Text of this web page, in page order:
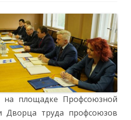
Единого
тарифного
закона
обсудили
стороны
площадке Профсоюзной
Дворца труда профсоюзов